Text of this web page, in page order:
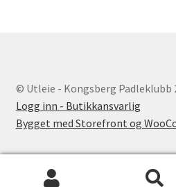
© Utleie - Kongsberg Padleklubb
Logg inn - Butikkansvarlig
Bygget med Storefront og